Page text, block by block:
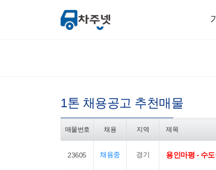
1톤 채용공고 추천매물
매물번호 채용 지역 제목
23605 채용중 경기 용인마평 - 수도